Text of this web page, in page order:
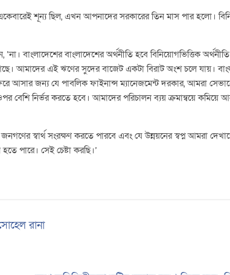
শূন্য ছিল, এখন আপনাদের সরকারের তিন মাস পার হলো।
বাংলাদেশের বাংলাদেশের অর্থনীতি হবে বিনিয়োগভিত্তিক
আমাদের এই ঋণের সুদের বাজেট একটা বিরাট অংশ চলে যায়।
আসার জন্য যে পাবলিক ফাইনান্স ম্যানেজমেন্ট দরকার, আমরা
বেশি নির্ভর করতে হবে। আমাদের পরিচালন ব্যয় ক্রমান্বয়ে কমিয়ে
স্বার্থ সংরক্ষণ করতে পারবে এবং যে উন্নয়নের স্বপ্ন আমরা
পারে। সেই চেষ্টা করছি।’
রানা